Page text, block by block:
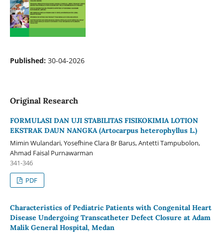
Published: 30-04-2026
Original Research
FORMULASI DAN UJI STABILITAS FISIKOKIMIA LOTION
EKSTRAK DAUN NANGKA (Artocarpus heterophyllus L.)
Mimin Wulandari, Yosefhine Clara Br Barus, Antetti Tampubolon,
Ahmad Faisal Purnawarman
341-346
PDF
Characteristics of Pediatric Patients with Congenital Heart
Disease Undergoing Transcatheter Defect Closure at Adam
Malik General Hospital, Medan